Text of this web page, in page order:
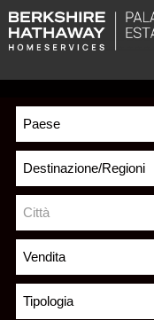
Paese
Destinazione/Regioni
Città
Vendita
Tipologia